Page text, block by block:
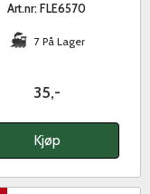
Art.nr: FLE6570
7 På Lager
35,-
Kjøp